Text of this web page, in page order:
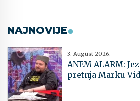
NAJNOVIJE
3. August 2026.
ANEM ALARM:
pretnja Marku